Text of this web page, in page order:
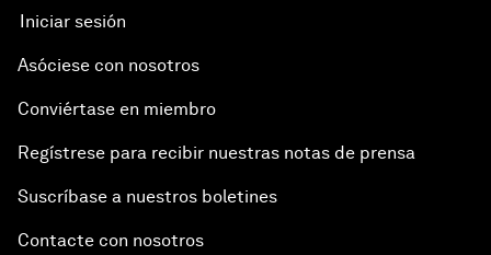
Iniciar sesión
Asóciese con nosotros
Conviértase en miembro
Regístrese para recibir nuestras notas de prensa
Suscríbase a nuestros boletines
Contacte con nosotros